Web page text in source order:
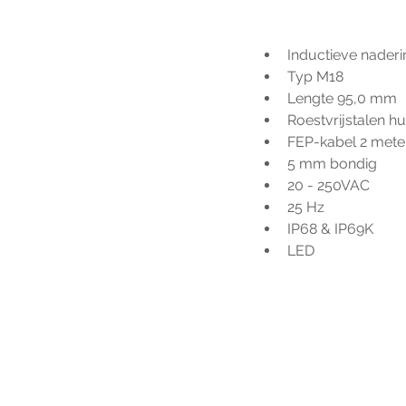
Inductieve
Typ M18
Lengte 95,0 mm
Roestvrijstalen
FEP-kabel 2
5 mm bondig
20 - 250VAC
25 Hz
IP68 & IP69K
LED